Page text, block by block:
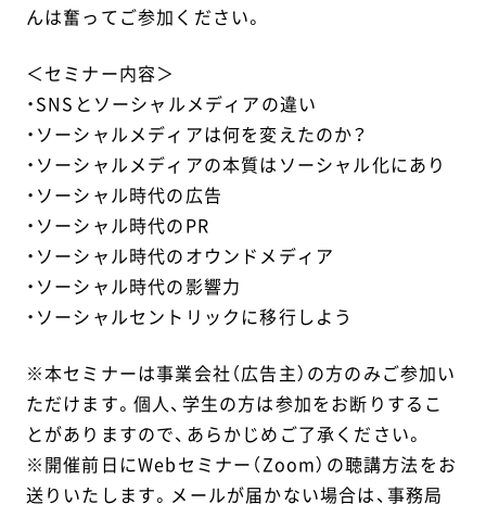
んは奮ってご参加ください。
＜セミナー内容＞
・SNSとソーシャルメディアの違い
・ソーシャルメディアは何を変えたのか？
・ソーシャルメディアの本質はソーシャル化にあり
・ソーシャル時代の広告
・ソーシャル時代のPR
・ソーシャル時代のオウンドメディア
・ソーシャル時代の影響力
・ソーシャルセントリックに移行しよう
※本セミナーは事業会社（広告主）の方のみご参加い
ただけます。個人、学生の方は参加をお断りするこ
とがありますので、あらかじめご了承ください。
※開催前日にWebセミナー（Zoom）の聴講方法をお
送りいたします。メールが届かない場合は、事務局